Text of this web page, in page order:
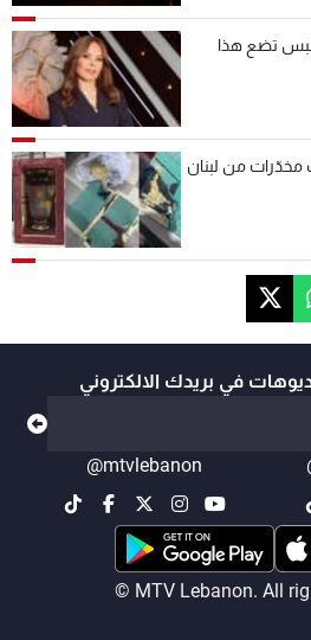
تضع هذا
مخدّرات من لبنان
في بريدك الالكتروني
@mtvlebanon
© MTV Lebanon. All